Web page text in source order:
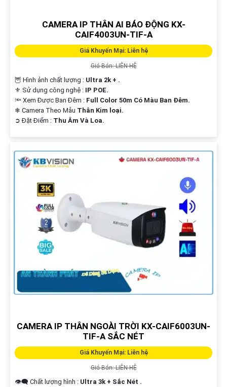
CAMERA IP THÂN AI BÁO ĐỘNG KX-
CAIF4003UN-TIF-A
Giá Khuyến Mại: Liên hệ
Giá Bán: LIÊN HỆ
🦉 Hình ảnh chất lượng : Ultra 2k + .
⚜️ Sử dụng công nghệ : IP POE.
🔦 Xem Được Ban Đêm : Full Color 50m Có Màu Ban Ðêm.
❄ Camera Theo Mẫu Thân Kim loại.
️➲ Đặt Điểm : Thu Âm Và Loa.
CAMERA IP THÂN NGOÀI TRỜI KX-CAIF6003UN-
TIF-A SẮC NÉT
Giá Khuyến Mại: Liên hệ
Giá Bán: LIÊN HỆ
👁️‍🗨 Chất lượng hình : Ultra 3k + Sắc Nét .